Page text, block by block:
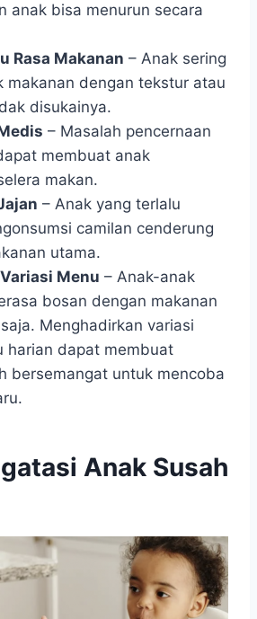
anak bisa menurun secara
Rasa Makanan – Anak sering
makanan dengan tekstur atau
disukainya.
– Masalah pencernaan
membuat anak
makan.
– Anak yang terlalu
camilan cenderung
utama.
Menu – Anak-anak
bosan dengan makanan
Menghadirkan variasi
harian dapat membuat
bersemangat untuk mencoba
Anak Susah